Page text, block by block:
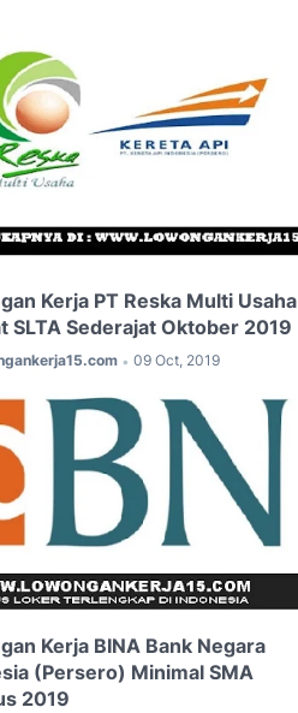
Kerja PT Reska Multi Usaha
SLTA Sederajat Oktober 2019
• 09 Oct, 2019
Kerja BINA Bank Negara
(Persero) Minimal SMA
2019